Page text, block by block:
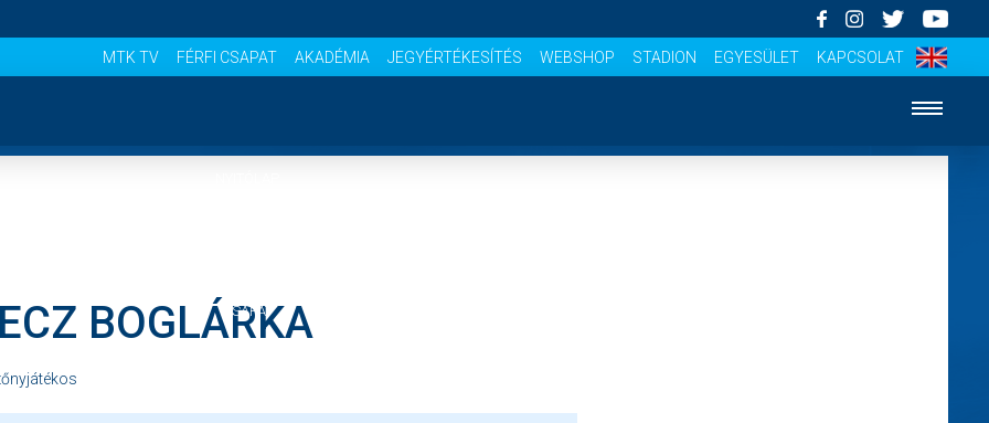
MTK TV FÉRFI CSAPAT AKADÉMIA JEGYÉRTÉKESÍTÉS WEBSHOP STADION EGYESÜLET KAPCSOLAT
CSAPAT
BOGLÁRKA